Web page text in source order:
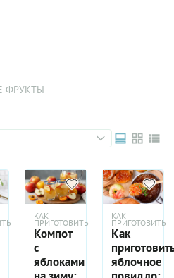
ФРУКТЫ
КАК
ПРИГОТОВИТЬ
Компот
с
яблоками
КАК
ПРИГОТОВИТЬ
Как
яблочное